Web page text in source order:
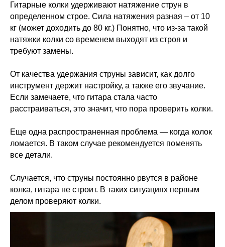
Гитарные колки удерживают натяжение струн в
определенном строе. Сила натяжения разная – от 10
кг (может доходить до 80 кг.) Понятно, что из-за такой
натяжки колки со временем выходят из строя и
требуют замены.
От качества удержания струны зависит, как долго
инструмент держит настройку, а также его звучание.
Если замечаете, что гитара стала часто
расстраиваться, это значит, что пора проверить колки.
Еще одна распространенная проблема — когда колок
ломается. В таком случае рекомендуется поменять
все детали.
Случается, что струны постоянно рвутся в районе
колка, гитара не строит. В таких ситуациях первым
делом проверяют колки.